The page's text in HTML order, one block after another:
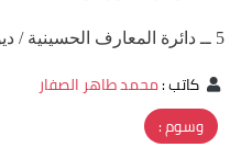
5 ــ دائرة المعارف الحسينية / ديوان القرن السادس ص 36 ــ 37
كاتب:محمد طاهر الصفار
وسوم :